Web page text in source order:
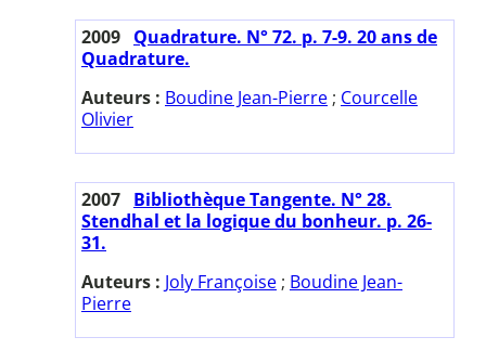
2009 Quadrature. N° 72. p. 7-9. 20 ans de
Quadrature.
Auteurs : Boudine Jean-Pierre ; Courcelle
Olivier
2007 Bibliothèque Tangente. N° 28.
Stendhal et la logique du bonheur. p. 26-
31.
Auteurs : Joly Françoise ; Boudine Jean-
Pierre